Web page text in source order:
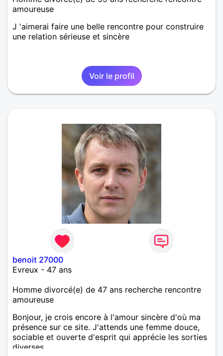
amoureuse
J 'aimerai faire une belle rencontre pour construire
une relation sérieuse et sincère
Voir le profil
benoit 27000
Evreux - 47 ans
Homme divorcé(e) de 47 ans recherche rencontre
amoureuse
Bonjour, je crois encore à l'amour sincère d'où ma
présence sur ce site. J'attends une femme douce,
sociable et ouverte d'esprit qui apprécie les sorties
diverses.